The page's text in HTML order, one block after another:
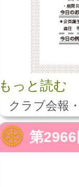
もっと読む
クラブ会報
第